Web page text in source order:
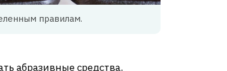
правилам.
абразивные средства,